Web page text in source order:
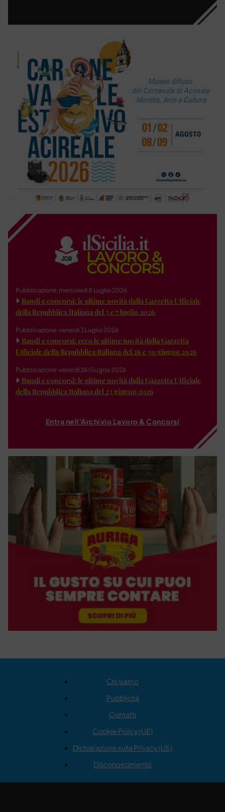
Pubblicazione: mercoledì 8 Luglio 2026
Bandi e concorsi: le ultime novità dalla Gazzetta Ufficiale
della Repubblica Italiana del 3 e 7 luglio 2026
Pubblicazione: venerdì 3 Luglio 2026
Bandi e concorsi: ecco le ultime novità dalla Gazzetta
Ufficiale della Repubblica Italiana del 26 e 30 giugno 2026
Pubblicazione: venerdì 26 Giugno 2026
Bandi e concorsi: le ultime novità dalla Gazzetta Ufficiale
della Repubblica Italiana del 23 giugno 2026
Entra nell'Archivio Lavoro & Concorsi
Chi siamo
Pubblicità
Contatti
Cookie Policy (UE)
Dichiarazione sulla Privacy (UE)
Disconoscimento